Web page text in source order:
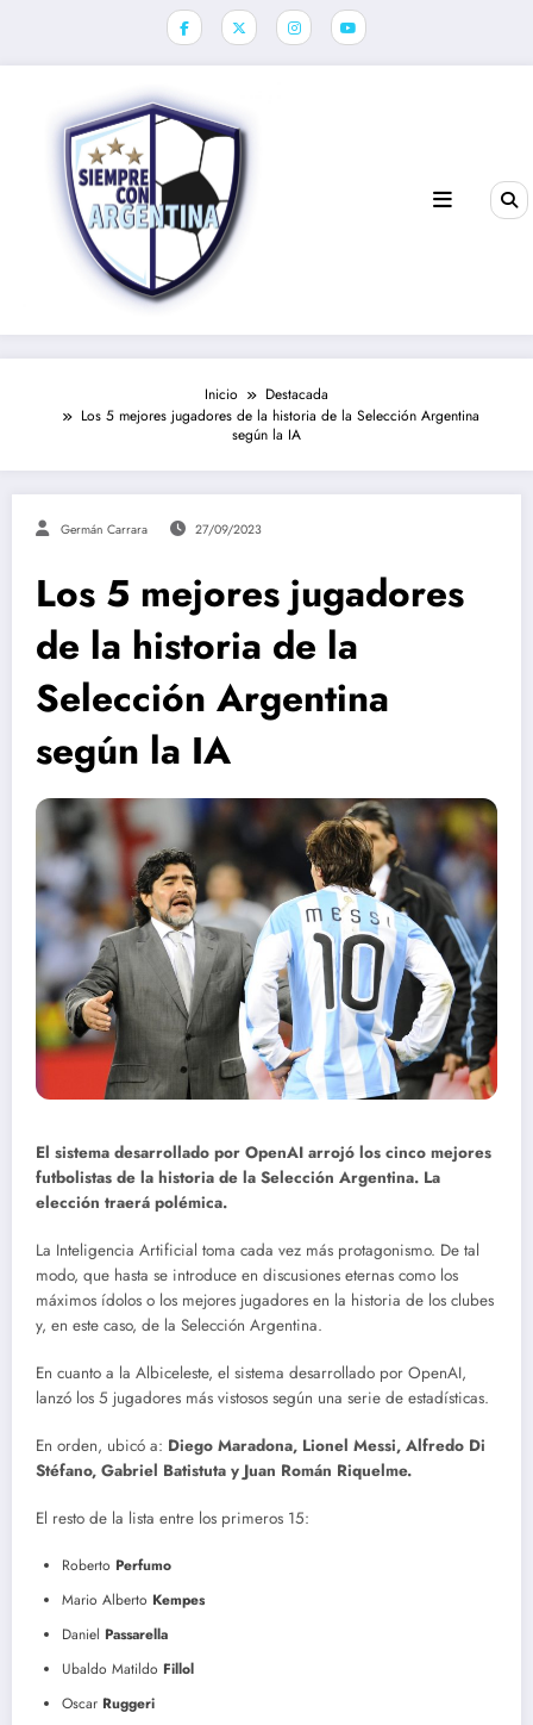
Inicio
Destacada
Los 5 mejores jugadores de la historia de la Selección Argentina
según la IA
Germán Carrara 27/09/2023
Los 5 mejores jugadores
de la historia de la
Selección Argentina
según la IA
El sistema desarrollado por OpenAI arrojó los cinco mejores
futbolistas de la historia de la Selección Argentina. La
elección traerá polémica.
La Inteligencia Artificial toma cada vez más protagonismo. De tal
modo, que hasta se introduce en discusiones eternas como los
máximos ídolos o los mejores jugadores en la historia de los clubes
y, en este caso, de la Selección Argentina.
En cuanto a la Albiceleste, el sistema desarrollado por OpenAI,
lanzó los 5 jugadores más vistosos según una serie de estadísticas.
En orden, ubicó a: Diego Maradona, Lionel Messi, Alfredo Di
Stéfano, Gabriel Batistuta y Juan Román Riquelme.
El resto de la lista entre los primeros 15:
Roberto Perfumo
Mario Alberto Kempes
Daniel Passarella
Ubaldo Matildo Fillol
Oscar Ruggeri